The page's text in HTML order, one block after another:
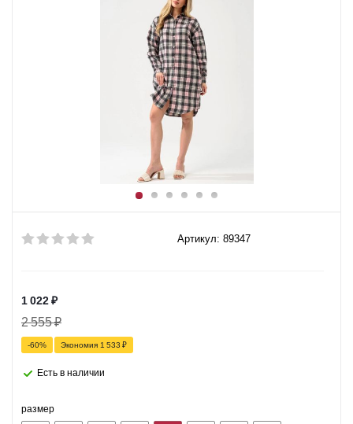
Артикул: 89347
1 022₽
2 555₽
-60% Экономия 1 533 ₽
Есть в наличии
размер